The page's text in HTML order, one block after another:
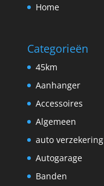
Home
Categorieën
45km
Aanhanger
Accessoires
Algemeen
auto verzekering
Autogarage
Banden